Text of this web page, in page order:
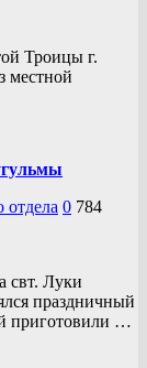
Троицы г.
местной
отдела 0 784
свт. Луки
праздничный
приготовили …